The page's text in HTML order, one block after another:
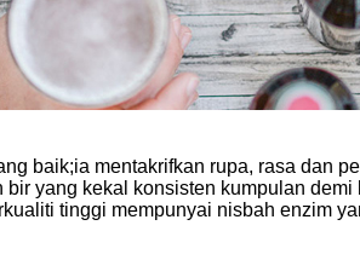
baik;ia mentakrifkan rupa, rasa dan
yang kekal konsisten kumpulan
tinggi mempunyai nisbah enzim